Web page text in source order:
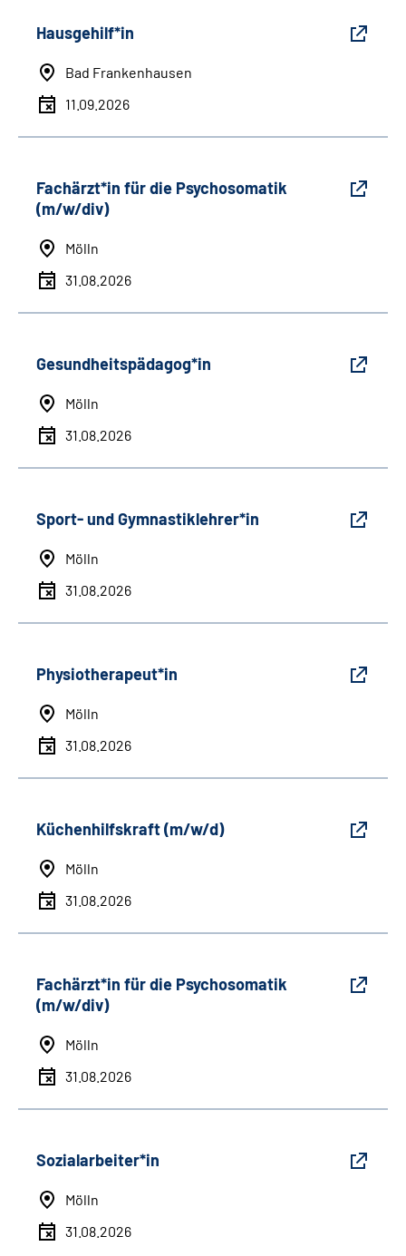
Hausgehilf*in
Bad Frankenhausen
11.09.2026
Fachärzt*in für die Psychosomatik
(m/w/div)
Mölln
31.08.2026
Gesundheitspädagog*in
Mölln
31.08.2026
Sport- und Gymnastiklehrer*in
Mölln
31.08.2026
Physiotherapeut*in
Mölln
31.08.2026
Küchenhilfskraft (m/w/d)
Mölln
31.08.2026
Fachärzt*in für die Psychosomatik
(m/w/div)
Mölln
31.08.2026
Sozialarbeiter*in
Mölln
31.08.2026